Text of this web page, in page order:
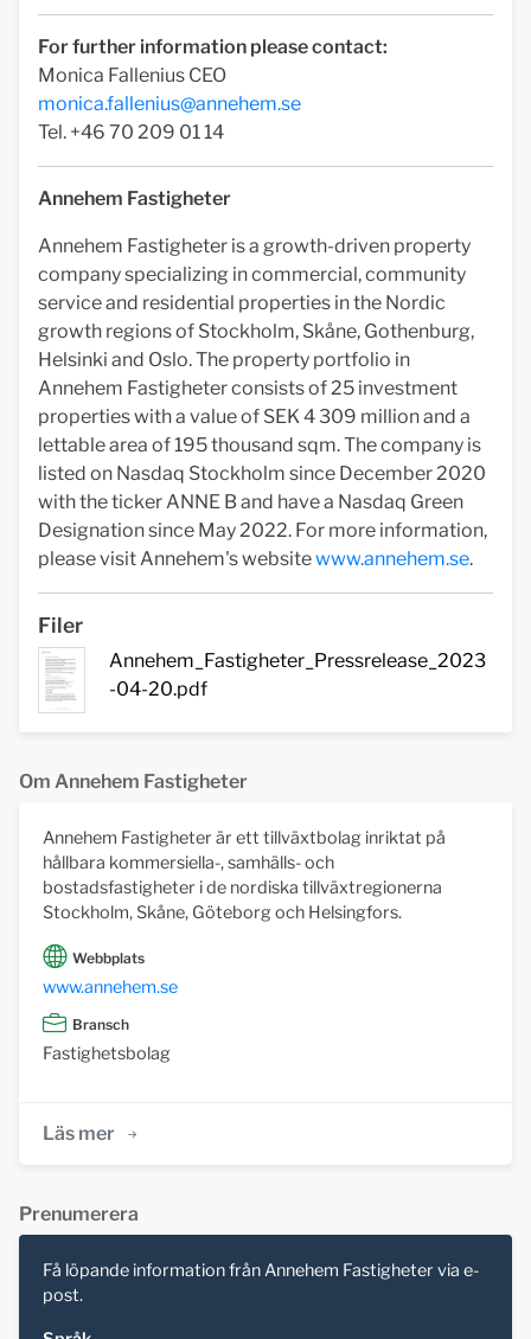
For further information please contact:
Monica Fallenius CEO
monica.fallenius@annehem.se
Tel. +46 70 209 01 14
Annehem Fastigheter
Annehem Fastigheter is a growth-driven property
company specializing in commercial, community
service and residential properties in the Nordic
growth regions of Stockholm, Skåne, Gothenburg,
Helsinki and Oslo. The property portfolio in
Annehem Fastigheter consists of 25 investment
properties with a value of SEK 4 309 million and a
lettable area of 195 thousand sqm. The company is
listed on Nasdaq Stockholm since December 2020
with the ticker ANNE B and have a Nasdaq Green
Designation since May 2022. For more information,
please visit Annehem's websitewww.annehem.se.
Filer
Annehem_Fastigheter_Pressrelease_2023
-04-20.pdf
Om Annehem Fastigheter
Annehem Fastigheter är ett tillväxtbolag inriktat på
hållbara kommersiella-, samhälls- och
bostadsfastigheter i de nordiska tillväxtregionerna
Stockholm, Skåne, Göteborg och Helsingfors.
Webbplats
www.annehem.se
Bransch
Fastighetsbolag
Läs mer
Prenumerera
Få löpande information från Annehem Fastigheter via e-
post.